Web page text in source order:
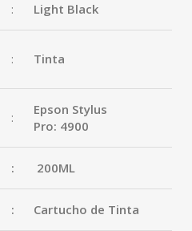
: Light Black
: Tinta
:
Epson Stylus
Pro: 4900
: 200ML
: Cartucho de Tinta